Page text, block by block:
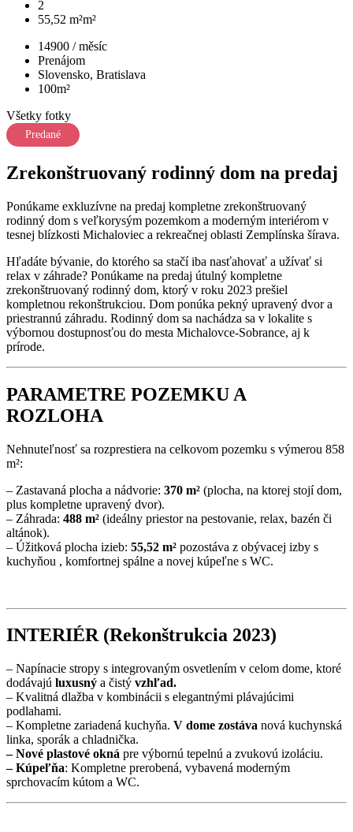
2
55,52 m²m²
14900 / měsíc
Prenájom
Slovensko, Bratislava
100m²
Všetky fotky
Predané
Zrekonštruovaný rodinný dom na predaj
Ponúkame exkluzívne na predaj kompletne zrekonštruovaný
rodinný dom s veľkorysým pozemkom a moderným interiérom v
tesnej blízkosti Michaloviec a rekreačnej oblasti Zemplínska šírava.
Hľadáte bývanie, do ktorého sa stačí iba nasťahovať a užívať si
relax v záhrade? Ponúkame na predaj útulný kompletne
zrekonštruovaný rodinný dom, ktorý v roku 2023 prešiel
kompletnou rekonštrukciou. Dom ponúka pekný upravený dvor a
priestrannú záhradu. Rodinný dom sa nachádza sa v lokalite s
výbornou dostupnosťou do mesta Michalovce-Sobrance, aj k
prírode.
PARAMETRE POZEMKU A
ROZLOHA
Nehnuteľnosť sa rozprestiera na celkovom pozemku s výmerou 858
m²:
– Zastavaná plocha a nádvorie: 370 m² (plocha, na ktorej stojí dom,
plus kompletne upravený dvor).
– Záhrada: 488 m² (ideálny priestor na pestovanie, relax, bazén či
altánok).
– Úžitková plocha izieb: 55,52 m² pozostáva z obývacej izby s
kuchyňou , komfortnej spálne a novej kúpeľne s WC.
INTERIÉR (Rekonštrukcia 2023)
– Napínacie stropy s integrovaným osvetlením v celom dome, ktoré
dodávajú luxusný a čistý vzhľad.
– Kvalitná dlažba v kombinácii s elegantnými plávajúcimi
podlahami.
– Kompletne zariadená kuchyňa. V dome zostáva nová kuchynská
linka, sporák a chladnička.
– Nové plastové okná pre výbornú tepelnú a zvukovú izoláciu.
– Kúpeľňa: Kompletne prerobená, vybavená moderným
sprchovacím kútom a WC.